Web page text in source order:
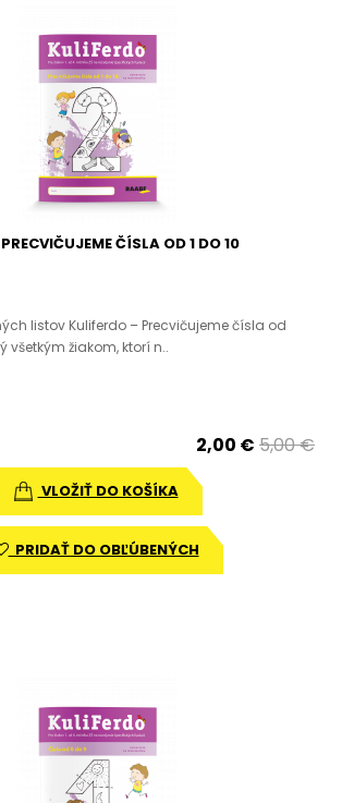
ČÍSLA OD 1 DO 10
listov Kuliferdo – Precvičujeme čísla od
všetkým žiakom, ktorí n..
2,00 € 5,00 €
VLOŽIŤ DO KOŠÍKA
PRIDAŤ DO OBĽÚBENÝCH